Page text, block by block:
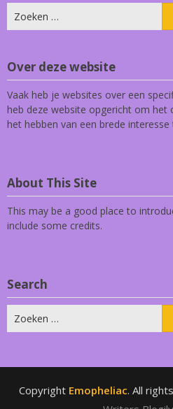
Zoeken
naar:
Over deze website
Vaak heb je websites over een
heb deze website opgericht om het
het hebben van een brede interesse
About This Site
This may be a good place to
include some credits.
Search
Zoeken
naar:
Copyright Emopheliac. All